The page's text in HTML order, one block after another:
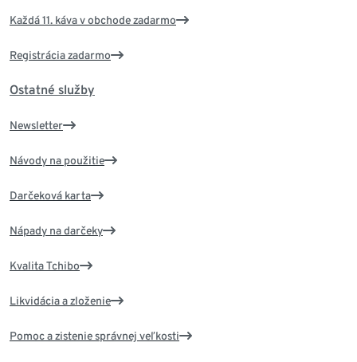
Každá 11. káva v obchode zadarmo
Registrácia zadarmo
Ostatné služby
Newsletter
Návody na použitie
Darčeková karta
Nápady na darčeky
Kvalita Tchibo
Likvidácia a zloženie
Pomoc a zistenie správnej veľkosti